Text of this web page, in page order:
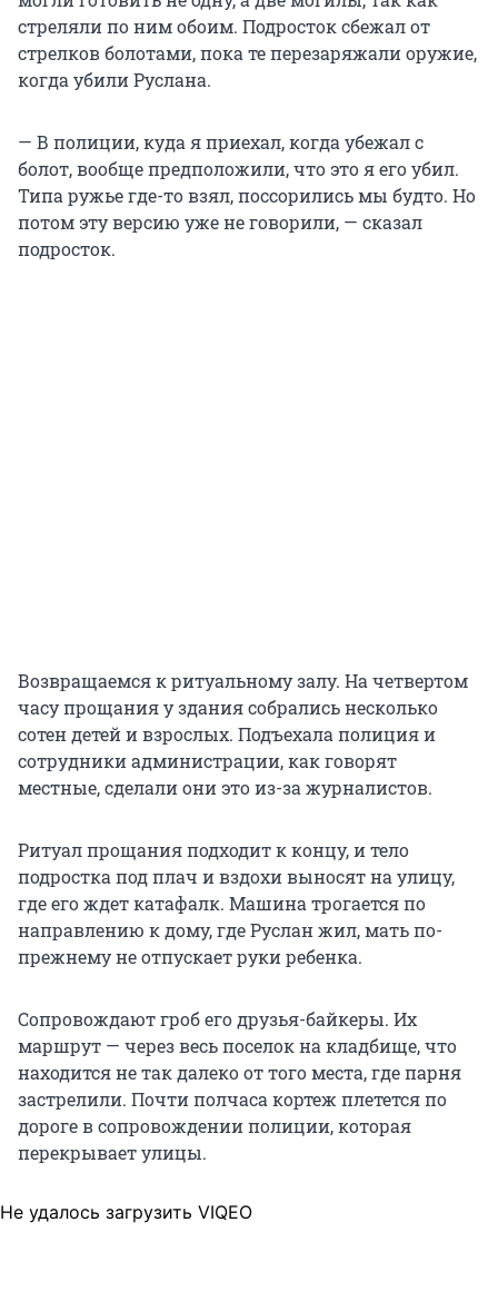
стреляли по ним обоим. Подросток сбежал от
стрелков болотами, пока те перезаряжали оружие,
когда убили Руслана.
— В полиции, куда я приехал, когда убежал с
болот, вообще предположили, что это я его убил.
Типа ружье где-то взял, поссорились мы будто. Но
потом эту версию уже не говорили, — сказал
подросток.
Возвращаемся к ритуальному залу. На четвертом
часу прощания у здания собрались несколько
сотен детей и взрослых. Подъехала полиция и
сотрудники администрации, как говорят
местные, сделали они это из-за журналистов.
Ритуал прощания подходит к концу, и тело
подростка под плач и вздохи выносят на улицу,
где его ждет катафалк. Машина трогается по
направлению к дому, где Руслан жил, мать по-
прежнему не отпускает руки ребенка.
Сопровождают гроб его друзья-байкеры. Их
маршрут — через весь поселок на кладбище, что
находится не так далеко от того места, где парня
застрелили. Почти полчаса кортеж плетется по
дороге в сопровождении полиции, которая
перекрывает улицы.
Не удалось загрузить VIQEO